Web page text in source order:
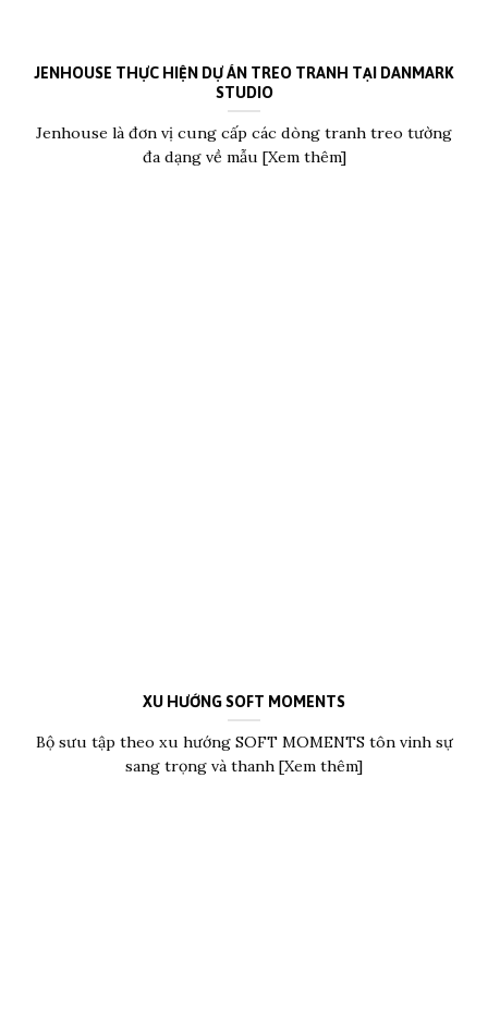
JENHOUSE THỰC HIỆN DỰ ÁN TREO TRANH TẠI DANMARK
STUDIO
Jenhouse là đơn vị cung cấp các dòng tranh treo tường
đa dạng về mẫu [Xem thêm]
XU HƯỚNG SOFT MOMENTS
Bộ sưu tập theo xu hướng SOFT MOMENTS tôn vinh sự
sang trọng và thanh [Xem thêm]